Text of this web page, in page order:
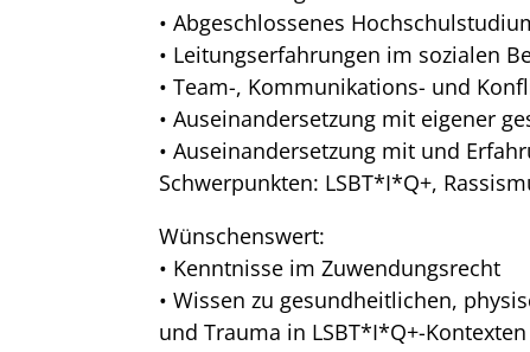
• Abgeschlossenes
• Leitungserfahrungen im sozialen
• Team-, Kommunikations- und
• Auseinandersetzung mit eigener
• Auseinandersetzung mit und
Schwerpunkten: LSBT*I*Q+,
Wünschenswert:
• Kenntnisse im Zuwendungsrecht
• Wissen zu gesundheitlichen,
und Trauma in LSBT*I*Q+-Kontexten